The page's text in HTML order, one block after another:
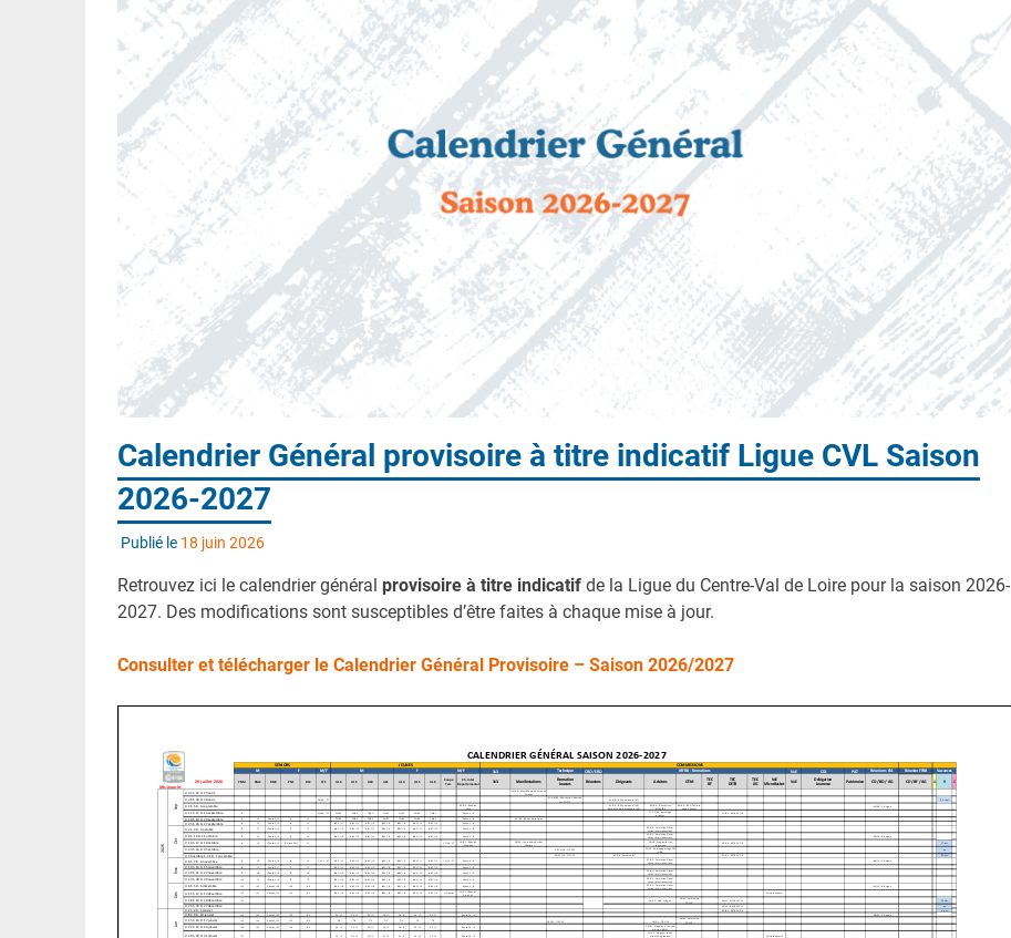
Calendrier Général provisoire à titre indicatif Ligue CVL Saison
2026-2027
Publié le 18 juin 2026
Retrouvez ici le calendrier général provisoire à titre indicatif de la Ligue du Centre-Val de Loire pour la saison 2026-
2027. Des modifications sont susceptibles d’être faites à chaque mise à jour.
Consulter et télécharger le Calendrier Général Provisoire – Saison 2026/2027